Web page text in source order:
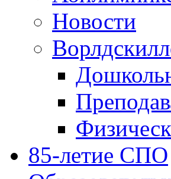
Новости
85-летие СПО